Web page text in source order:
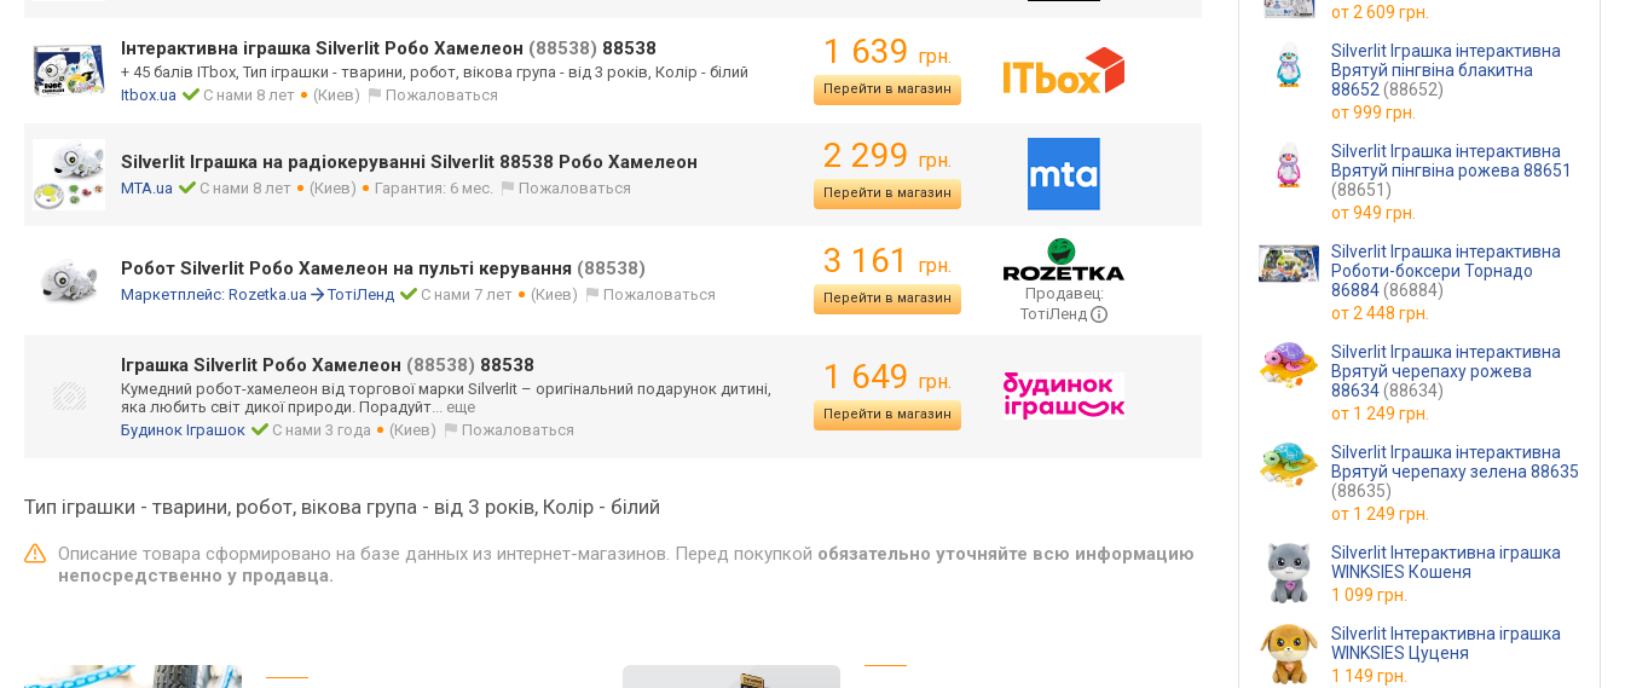
Інтерактивна іграшка Silverlit Робо Хамелеон (88538) 88538
+ 45 балів ITbox, Тип іграшки - тварини, робот, вікова група - від 3 років, Колір - білий
Itbox.ua
С нами 8 лет (Киев) Пожаловаться
1 639 грн.
Перейти в магазин
Silverlit Іграшка на радіокеруванні Silverlit 88538 Робо Хамелеон
MTA.ua С нами 8 лет (Киев) Гарантия: 6 мес. Пожаловаться
2 299 грн.
Перейти в магазин
Робот Silverlit Робо Хамелеон на пульті керування (88538)
Маркетплейс: Rozetka.ua ТотіЛенд С нами 7 лет (Киев) Пожаловаться
3 161 грн.
Перейти в магазин
Продавец:
ТотіЛенд
Іграшка Silverlit Робо Хамелеон (88538) 88538
Кумедний робот-хамелеон від торгової марки Silverlit – оригінальний подарунок дитині,
яка любить світ дикої природи. Порадуйт... еще
Будинок Іграшок
С нами 3 года (Киев) Пожаловаться
1 649 грн.
Перейти в магазин
Тип іграшки - тварини, робот, вікова група - від 3 років, Колір - білий
Описание товара сформировано на базе данных из интернет-магазинов. Перед покупкой обязательно уточняйте всю информацию
непосредственно у продавца.
от2 609 грн.
Silverlit Іграшка інтерактивна
Врятуй пінгвіна блакитна
88652 (88652)
от999 грн.
Silverlit Іграшка інтерактивна
Врятуй пінгвіна рожева 88651
(88651)
от949 грн.
Silverlit Іграшка інтерактивна
Роботи-боксери Торнадо
86884(86884)
от2 448 грн.
Silverlit Іграшка інтерактивна
Врятуй черепаху рожева
88634(88634)
от 1 249 грн.
Silverlit Іграшка інтерактивна
Врятуй черепаху зелена 88635
(88635)
от 1 249 грн.
Silverlit Інтерактивна іграшка
WINKSIES Кошеня
1 099 грн.
Silverlit Інтерактивна іграшка
WINKSIES Цуценя
1 149 грн.